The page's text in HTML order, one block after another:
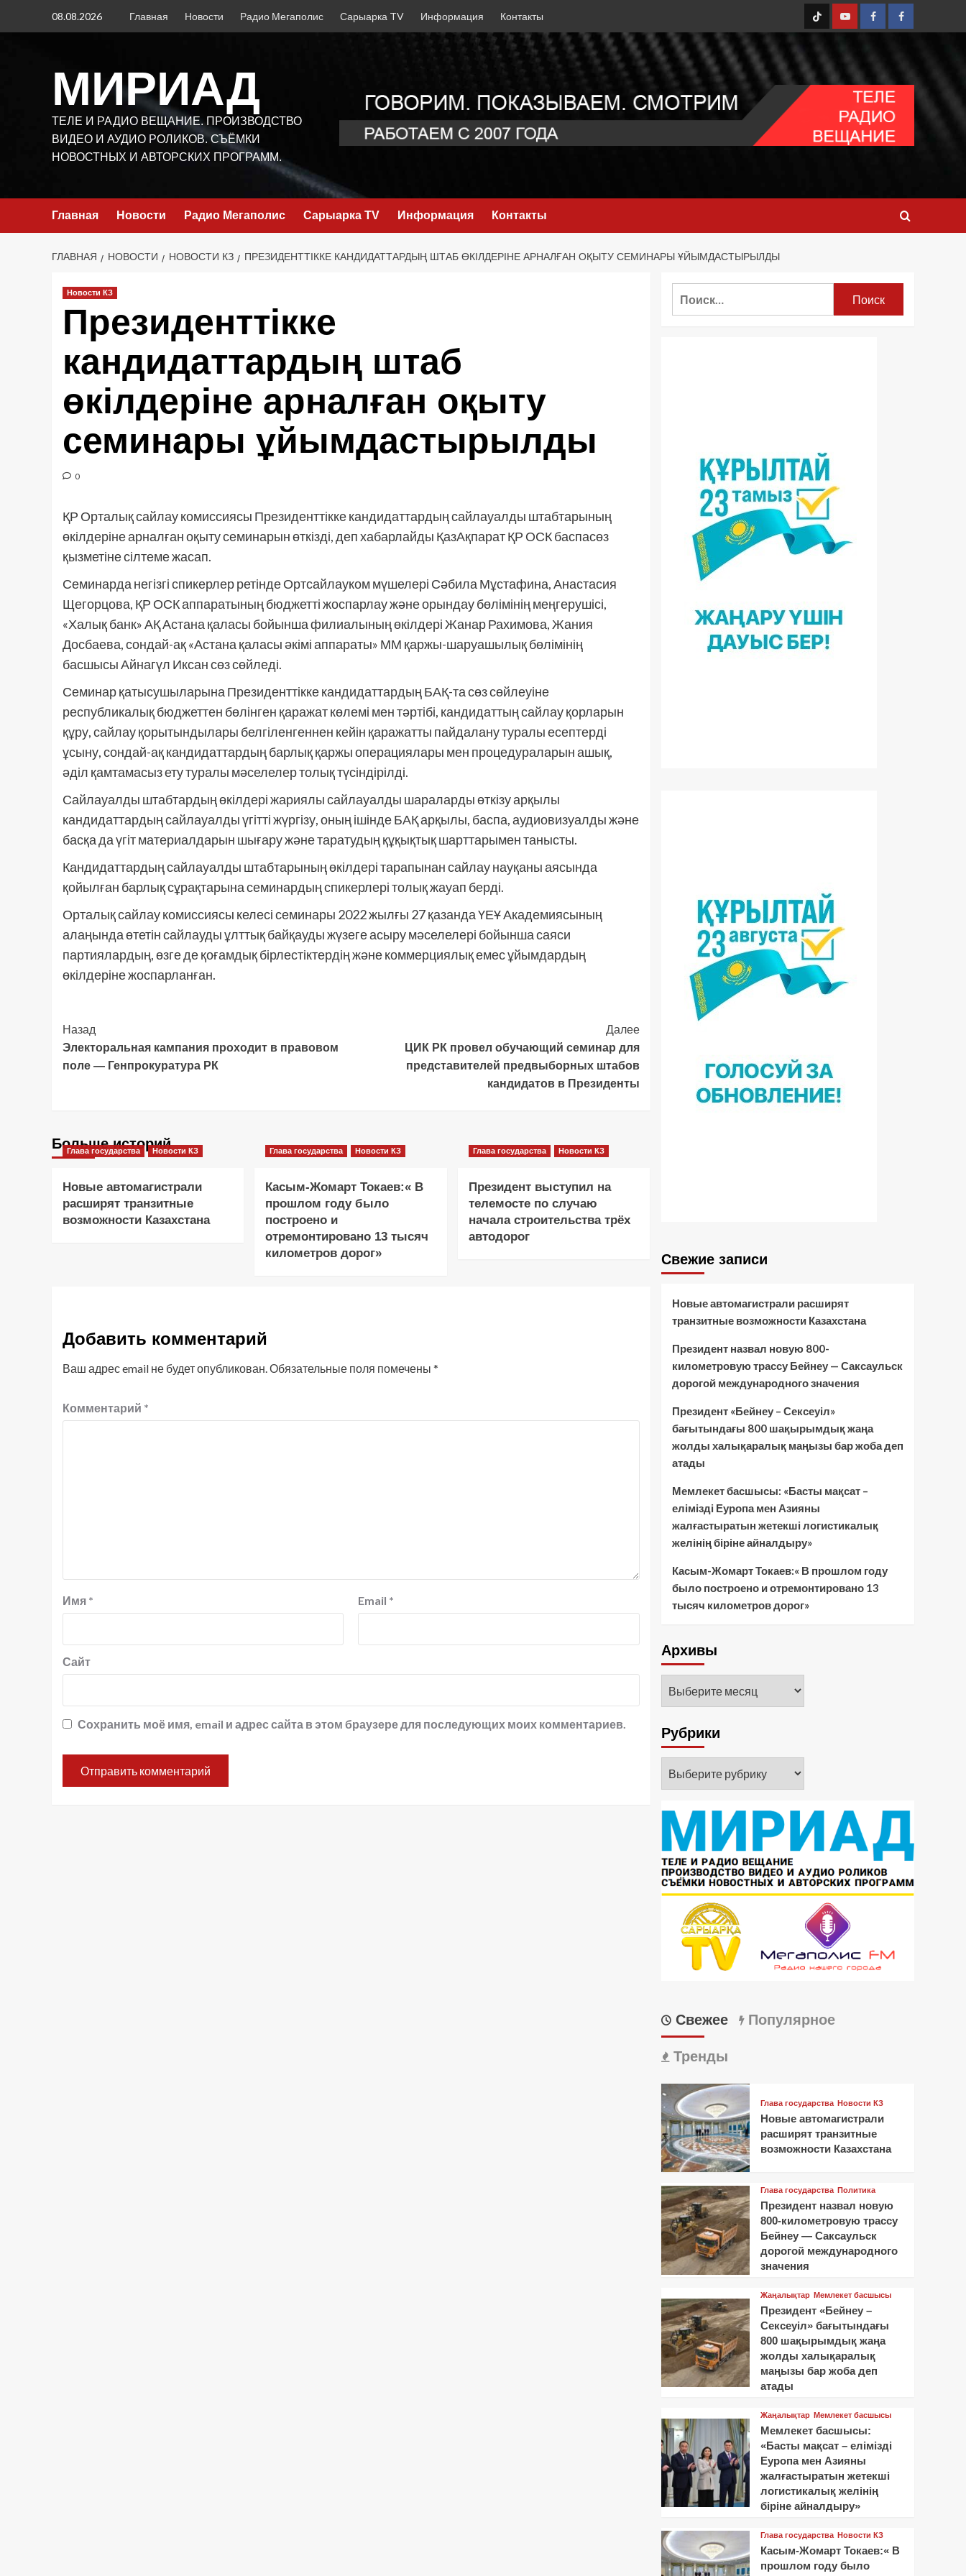
08.08.2026 Главная Новости Радио Мегаполис Сарыарка TV Информация Контакты
TT YoutubeFB1 FB2
МИРИАД
ТЕЛЕ И РАДИО ВЕЩАНИЕ. ПРОИЗВОДСТВО
ВИДЕО И АУДИО РОЛИКОВ. СЪЁМКИ
НОВОСТНЫХ И АВТОРСКИХ ПРОГРАММ.
Главная Новости Радио Мегаполис Сарыарка TV Информация Контакты
ГЛАВНАЯ НОВОСТИ НОВОСТИ КЗ ПРЕЗИДЕНТТІККЕ КАНДИДАТТАРДЫҢ ШТАБ ӨКІЛДЕРІНЕ АРНАЛҒАН ОҚЫТУ СЕМИНАРЫ ҰЙЫМДАСТЫРЫЛДЫ
Новости КЗ
Президенттікке
кандидаттардың штаб
өкілдеріне арналған оқыту
семинары ұйымдастырылды
0
ҚР Орталық сайлау комиссиясы Президенттікке кандидаттардың сайлауалды штабтарының
өкілдеріне арналған оқыту семинарын өткізді, деп хабарлайды ҚазАқпарат ҚР ОСК баспасөз
қызметіне сілтеме жасап.
Семинарда негізгі спикерлер ретінде Ортсайлауком мүшелері Сәбила Мұстафина, Анастасия
Щегорцова, ҚР ОСК аппаратының бюджетті жоспарлау және орындау бөлімінің меңгерушісі,
«Халық банк» АҚ Астана қаласы бойынша филиалының өкілдері Жанар Рахимова, Жания
Досбаева, сондай-ақ «Астана қаласы әкімі аппараты» ММ қаржы-шаруашылық бөлімінің
басшысы Айнагүл Иксан сөз сөйледі.
Семинар қатысушыларына Президенттікке кандидаттардың БАҚ-та сөз сөйлеуіне
республикалық бюджеттен бөлінген қаражат көлемі мен тәртібі, кандидаттың сайлау қорларын
құру, сайлау қорытындылары белгіленгеннен кейін қаражатты пайдалану туралы есептерді
ұсыну, сондай-ақ кандидаттардың барлық қаржы операциялары мен процедураларын ашық,
әділ қамтамасыз ету туралы мәселелер толық түсіндірілді.
Сайлауалды штабтардың өкілдері жариялы сайлауалды шараларды өткізу арқылы
кандидаттардың сайлауалды үгітті жүргізу, оның ішінде БАҚ арқылы, баспа, аудиовизуалды және
басқа да үгіт материалдарын шығару және таратудың құқықтық шарттарымен танысты.
Кандидаттардың сайлауалды штабтарының өкілдері тарапынан сайлау науқаны аясында
қойылған барлық сұрақтарына семинардың спикерлері толық жауап берді.
Орталық сайлау комиссиясы келесі семинары 2022 жылғы 27 қазанда ҮЕҰ Академиясының
алаңында өтетін сайлауды ұлттық байқауды жүзеге асыру мәселелері бойынша саяси
партиялардың, өзге де қоғамдық бірлестіктердің және коммерциялық емес ұйымдардың
өкілдеріне жоспарланған.
Post
Navigation
Назад
Электоральная кампания проходит в правовом
поле — Генпрокуратура РК
Далее
ЦИК РК провел обучающий семинар для
представителей предвыборных штабов
кандидатов в Президенты
Больше историй
Глава государства Новости КЗ
Новые автомагистрали
расширят транзитные
возможности Казахстана
Глава государства Новости КЗ
Касым-Жомарт Токаев:« В
прошлом году было
построено и
отремонтировано 13 тысяч
километров дорог»
Глава государства Новости КЗ
Президент выступил на
телемосте по случаю
начала строительства трёх
автодорог
Добавить комментарий
Ваш адрес email не будет опубликован.Обязательные поля помечены *
Комментарий *
Имя * Email *
Сайт
Сохранить моё имя, email и адрес сайта в этом браузере для последующих моих комментариев.
Свежие записи
Новые автомагистрали расширят
транзитные возможности Казахстана
Президент назвал новую 800-
километровую трассу Бейнеу — Саксаульск
дорогой международного значения
Президент «Бейнеу – Сексеуіл»
бағытындағы 800 шақырымдық жаңа
жолды халықаралық маңызы бар жоба деп
атады
Мемлекет басшысы: «Басты мақсат –
елімізді Еуропа мен Азияны
жалғастыратын жетекші логистикалық
желінің біріне айналдыру»
Касым-Жомарт Токаев:« В прошлом году
было построено и отремонтировано 13
тысяч километров дорог»
Архивы
Рубрики
Свежее Популярное
Тренды
Глава государства Новости КЗ
Новые автомагистрали
расширят транзитные
возможности Казахстана
Глава государства Политика
Президент назвал новую
800-километровую трассу
Бейнеу — Саксаульск
дорогой международного
значения
Жаңалықтар Мемлекет басшысы
Президент «Бейнеу –
Сексеуіл» бағытындағы
800 шақырымдық жаңа
жолды халықаралық
маңызы бар жоба деп
атады
Жаңалықтар Мемлекет басшысы
Мемлекет басшысы:
«Басты мақсат – елімізді
Еуропа мен Азияны
жалғастыратын жетекші
логистикалық желінің
біріне айналдыру»
Глава государства Новости КЗ
Касым-Жомарт Токаев:« В
прошлом году было